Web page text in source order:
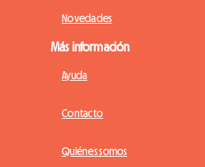
Novedades
Más información
Ayuda
Contacto
Quiénes somos